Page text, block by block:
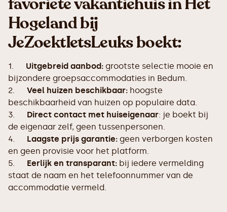
Hogeland bij
JeZoektIetsLeuks boekt:
1. Uitgebreid aanbod: grootste selectie mooie en
bijzondere groepsaccommodaties in Bedum.
2. Veel huizen beschikbaar: hoogste
beschikbaarheid van huizen op populaire data.
3. Direct contact met huiseigenaar: je boekt bij
de eigenaar zelf, geen tussenpersonen.
4. Laagste prijs garantie: geen verborgen kosten
en geen provisie voor het platform.
5. Eerlijk en transparant: bij iedere vermelding
staat de naam en het telefoonnummer van de
accommodatie vermeld.